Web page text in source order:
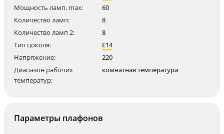
Мощность ламп, max:
60
Количество ламп:
8
Количество ламп 2:
8
Тип цоколя:
E14
Напряжение:
220
Диапазон рабочих
температур:
комнатная температура
Параметры плафонов